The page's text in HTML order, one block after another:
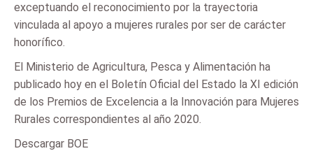
exceptuando el reconocimiento por la trayectoria
vinculada al apoyo a mujeres rurales por ser de carácter
honorífico.
El Ministerio de Agricultura, Pesca y Alimentación ha
publicado hoy en el Boletín Oficial del Estado la XI edición
de los Premios de Excelencia a la Innovación para Mujeres
Rurales correspondientes al año 2020.
Descargar BOE